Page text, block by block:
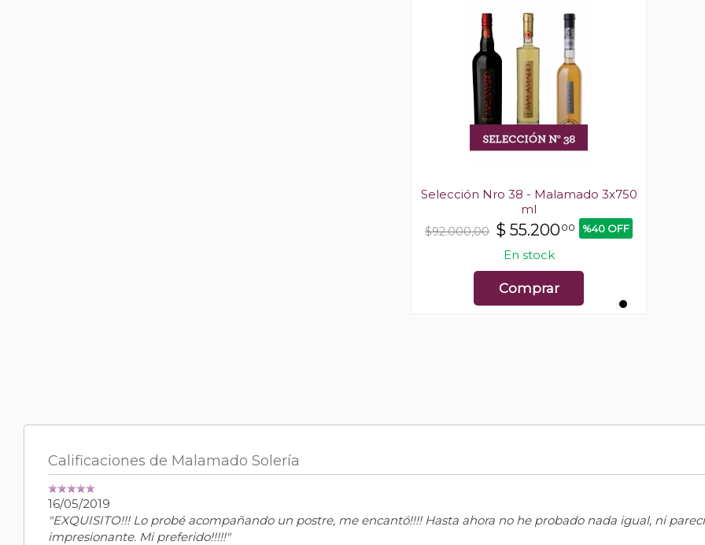
Selección Nro 38 - Malamado 3x750
ml
$92.000,00 $ 55.20000 %40 OFF
En stock
Comprar
Calificaciones de Malamado Solería
16/05/2019
"EXQUISITO!!! Lo probé acompañando un postre, me encantó!!!! Hasta ahora no he probado nada igual, ni
impresionante. Mi preferido!!!!!"